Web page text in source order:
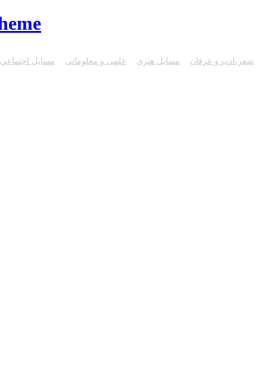
مسايل اجتماعي علمی و معلوماتی مسايل هنری شعر،ادب و عرفان